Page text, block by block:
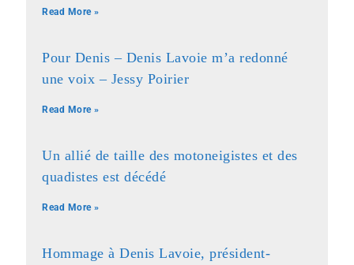
Read More »
Pour Denis – Denis Lavoie m’a redonné
une voix – Jessy Poirier
Read More »
Un allié de taille des motoneigistes et des
quadistes est décédé
Read More »
Hommage à Denis Lavoie, président-